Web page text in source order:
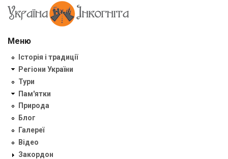
Меню
Історія і традиції
Регіони України
Тури
Пам'ятки
Природа
Блог
Галереї
Відео
Закордон